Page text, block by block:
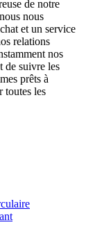
de notre
nous
et un service
relations
nos
de suivre les
prêts à
toutes les